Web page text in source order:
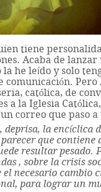
tiene
Acaba de lanzar
la he leído y solo
comunicación.
católica, de
a la Iglesia
correo que paso
deprisa, la encíclica
que contiene
resultar pesado.
, sobre la crisis
el necesario cambio
para lograr un